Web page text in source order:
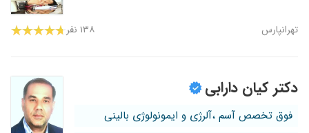
تهرانپارس ۱۳۸ نفر
دکتر کیان دارابی
فوق تخصص آسم ،آلرژی و ایمونولوژی بالینی